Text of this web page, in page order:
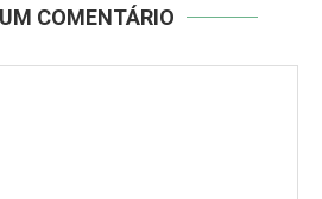
COMENTÁRIO